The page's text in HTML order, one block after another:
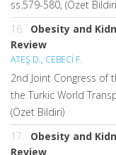
ss.579-580, (Özet
16.
Obesity and
Review
ATEŞ D., CEBECİ F.
2nd Joint Congress of
the Turkic World
(Özet Bildiri)
17.
Obesity and
Review